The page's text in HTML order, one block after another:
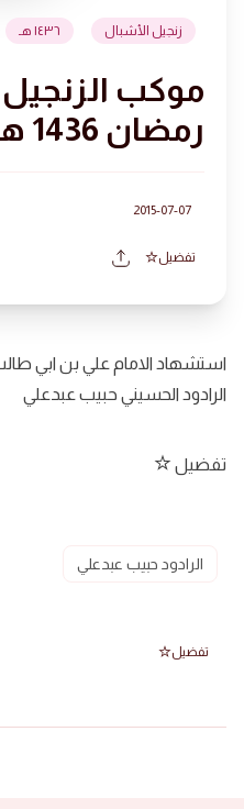
زنجيل الأشبال ١٤٣٦ هـ
رمضان 1436 هجرية
2015-07-07
تفضيل
استشهاد الامام علي بن ابي
الرادود الحسيني حبيب عبدعلي
تفضيل
الرادود حبيب عبدعلي
تفضيل